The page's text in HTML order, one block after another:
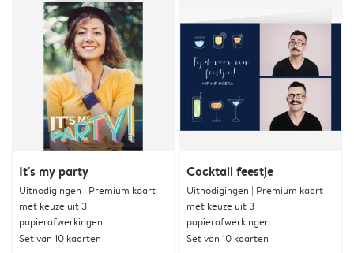
It's my party
Uitnodigingen | Premium kaart
met keuze uit 3
papierafwerkingen
Set van 10 kaarten
Cocktail feestje
Uitnodigingen | Premium kaart
met keuze uit 3
papierafwerkingen
Set van 10 kaarten